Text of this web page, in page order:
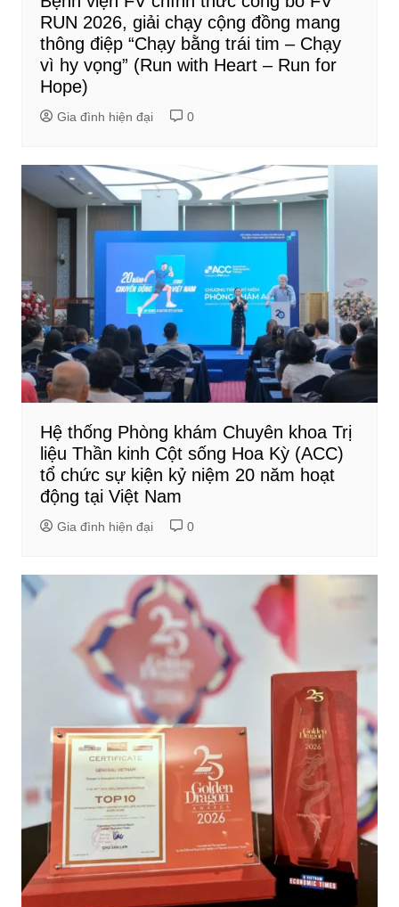
RUN 2026, giải chạy cộng đồng mang
thông điệp “Chạy bằng trái tim – Chạy
vì hy vọng” (Run with Heart – Run for
Hope)
Gia đình hiện đại 0
Hệ thống Phòng khám Chuyên khoa Trị
liệu Thần kinh Cột sống Hoa Kỳ (ACC)
tổ chức sự kiện kỷ niệm 20 năm hoạt
động tại Việt Nam
Gia đình hiện đại 0